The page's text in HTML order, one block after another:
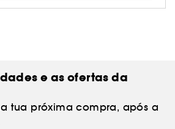
e as ofertas da
tua próxima compra, após a